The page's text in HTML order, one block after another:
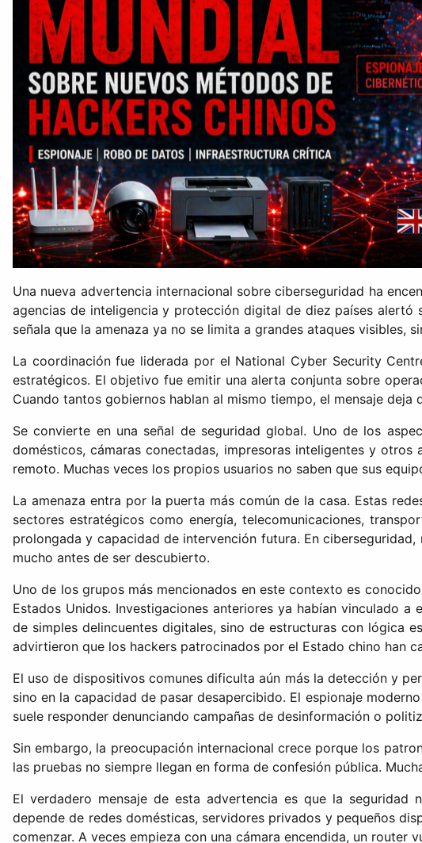
Una nueva advertencia internacional sobre ciberseguridad ha
agencias de inteligencia y protección digital de diez países
señala que la amenaza ya no se limita a grandes ataques visibles,
La coordinación fue liderada por el National Cyber Security
estratégicos. El objetivo fue emitir una alerta conjunta sobre
Cuando tantos gobiernos hablan al mismo tiempo, el mensaje deja
Se convierte en una señal de seguridad global. Uno de los
domésticos, cámaras conectadas, impresoras inteligentes y
remoto. Muchas veces los propios usuarios no saben que sus
La amenaza entra por la puerta más común de la casa. Estas
sectores estratégicos como energía, telecomunicaciones,
prolongada y capacidad de intervención futura. En
mucho antes de ser descubierto.
Uno de los grupos más mencionados en este contexto es
Estados Unidos. Investigaciones anteriores ya habían vinculado
de simples delincuentes digitales, sino de estructuras con lógica
advirtieron que los hackers patrocinados por el Estado chino han
El uso de dispositivos comunes dificulta aún más la detección y
sino en la capacidad de pasar desapercibido. El espionaje
suele responder denunciando campañas de desinformación o
Sin embargo, la preocupación internacional crece porque los
las pruebas no siempre llegan en forma de confesión pública.
El verdadero mensaje de esta advertencia es que la
depende de redes domésticas, servidores privados y pequeños
comenzar. A veces empieza con una cámara encendida, un router